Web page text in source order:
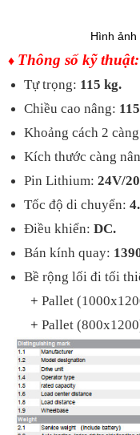
Hình ảnh
♦ Thông số kỹ thuật:
Tự trọng: 115 kg.
Chiều cao nâng:
Khoảng cách 2
Kích thước càng
Pin Lithium: 24V/
Tốc độ di chuyển:
Điều khiển: DC.
Bán kính quay:
Bề rộng lối đi tối
+ Pallet
+ Pallet